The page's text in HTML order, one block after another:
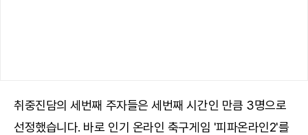
취중진담의 세번째 주자들은 세번째 시간인 만큼 3명으로
선정했습니다. 바로 인기 온라인 축구게임 '피파온라인2'를